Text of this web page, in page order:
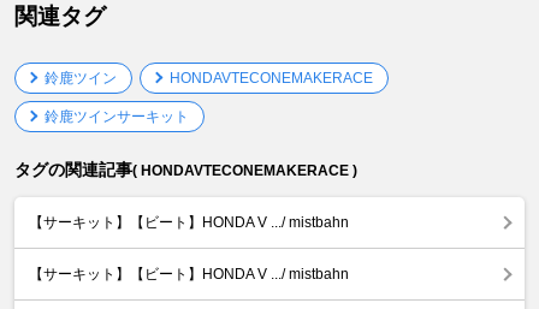
関連タグ
鈴鹿ツイン HONDAVTECONEMAKERACE
鈴鹿ツインサーキット
タグの関連記事( HONDAVTECONEMAKERACE )
【サーキット】【ビート】HONDA V .../ mistbahn
【サーキット】【ビート】HONDA V .../ mistbahn